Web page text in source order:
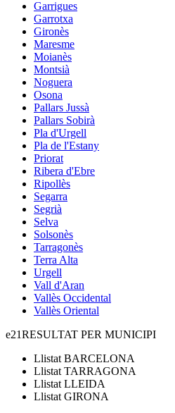
Garrigues
Garrotxa
Gironès
Maresme
Moianès
Montsià
Noguera
Osona
Pallars Jussà
Pallars Sobirà
Pla d'Urgell
Pla de l'Estany
Priorat
Ribera d'Ebre
Ripollès
Segarra
Segrià
Selva
Solsonès
Tarragonès
Terra Alta
Urgell
Vall d'Aran
Vallès Occidental
Vallès Oriental
e21RESULTAT PER MUNICIPI
Llistat BARCELONA
Llistat TARRAGONA
Llistat LLEIDA
Llistat GIRONA